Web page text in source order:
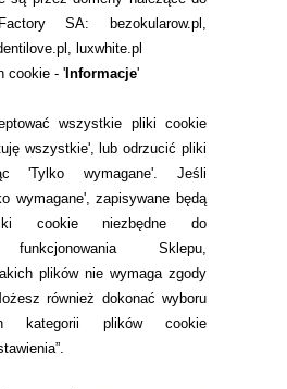
SA: bezokularow.pl,
luxwhite.pl
cookie - 'Informacje'
wszystkie pliki cookie
wszystkie', lub odrzucić pliki
'Tylko wymagane'. Jeśli
wymagane', zapisywane będą
cookie niezbędne do
funkcjonowania Sklepu,
plików nie wymaga zgody
również dokonać wyboru
kategorii plików cookie
umowy)
NA CIASTECZKA